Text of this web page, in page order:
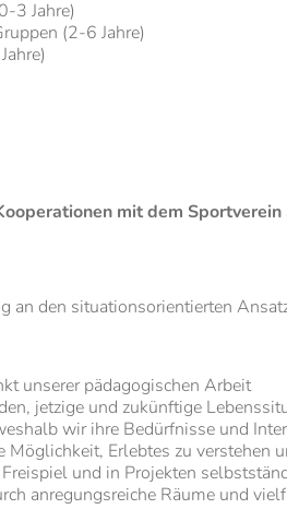
3 Jahre)
(2-6 Jahre)
mit dem
an den situationsorientierten
unserer pädagogischen Arbeit
jetzige und zukünftige
wir ihre Bedürfnisse und
Möglichkeit, Erlebtes zu verstehen
und in Projekten
anregungsreiche Räume und